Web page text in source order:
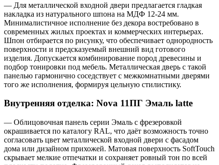
— Для металлической входной двери предлагается гладкая
накладка из натурального шпона на МДФ 12-24 мм.
Минималистичное исполнение без декора востребовано в
современных жилых проектах и коммерческих интерьерах.
Шпон отбирается по рисунку, что обеспечивает однородность
поверхности и предсказуемый внешний вид готового
изделия. Допускается комбинирование пород древесины и
подбор тонировки под мебель. Металлическая дверь с такой
панелью гармонично соседствует с межкомнатными дверями
того же исполнения, формируя цельную стилистику.
Внутренняя отделка: Nova 11ПГ Эмаль latte
— Облицовочная панель серии Эмаль с фрезеровкой
окрашивается по каталогу RAL, что даёт возможность точно
согласовать цвет металлической входной двери с фасадом
дома или дизайном прихожей. Матовая поверхность SoftTouch
скрывает мелкие отпечатки и сохраняет ровный тон по всей